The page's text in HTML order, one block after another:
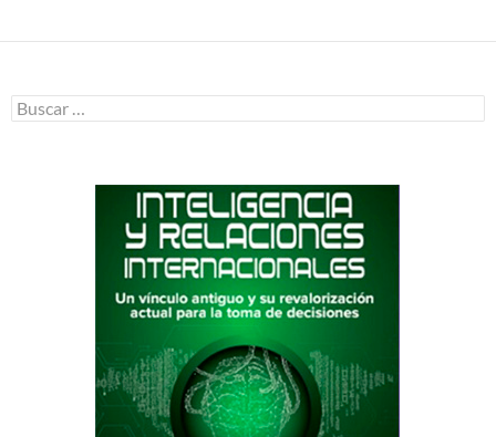
Buscar: